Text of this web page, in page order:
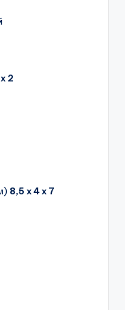
2
8,5 х 4 х 7